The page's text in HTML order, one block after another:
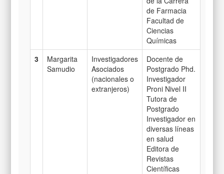
de Farmacia
Facultad de
Ciencias
Químicas
3
Margarita
Samudio
Investigadores
Asociados
(nacionales o
extranjeros)
Docente de
Postgrado Phd.
Investigador
Proni Nivel II
Tutora de
Postgrado
Investigador en
diversas líneas
en salud
Editora de
Revistas
Científicas